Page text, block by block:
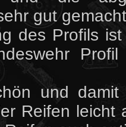
gut
des Profils
und
Reifen leicht